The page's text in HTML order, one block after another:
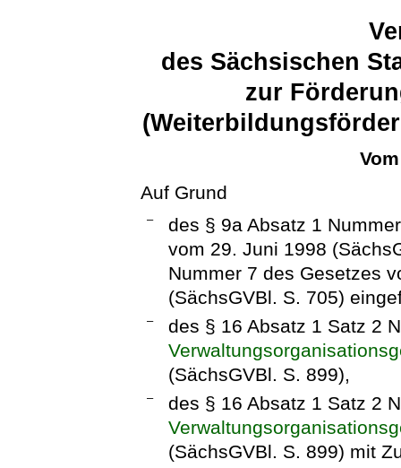
des Sächsischen
zur
Auf Grund
–
des § 9a Absatz 1
vom 29. Juni 1998
Nummer 7 des Gesetzes
(SächsGVBl. S. 705)
–
des § 16 Absatz 1 Satz 2
(SächsGVBl. S. 899),
–
des § 16 Absatz 1 Satz 2
(SächsGVBl. S. 899) mit